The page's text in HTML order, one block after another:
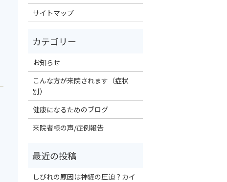
サイトマップ
お知らせ
こんな方が来院されます（症状
別）
健康になるためのブログ
来院者様の声/症例報告
しびれの原因は神経の圧迫？カイ